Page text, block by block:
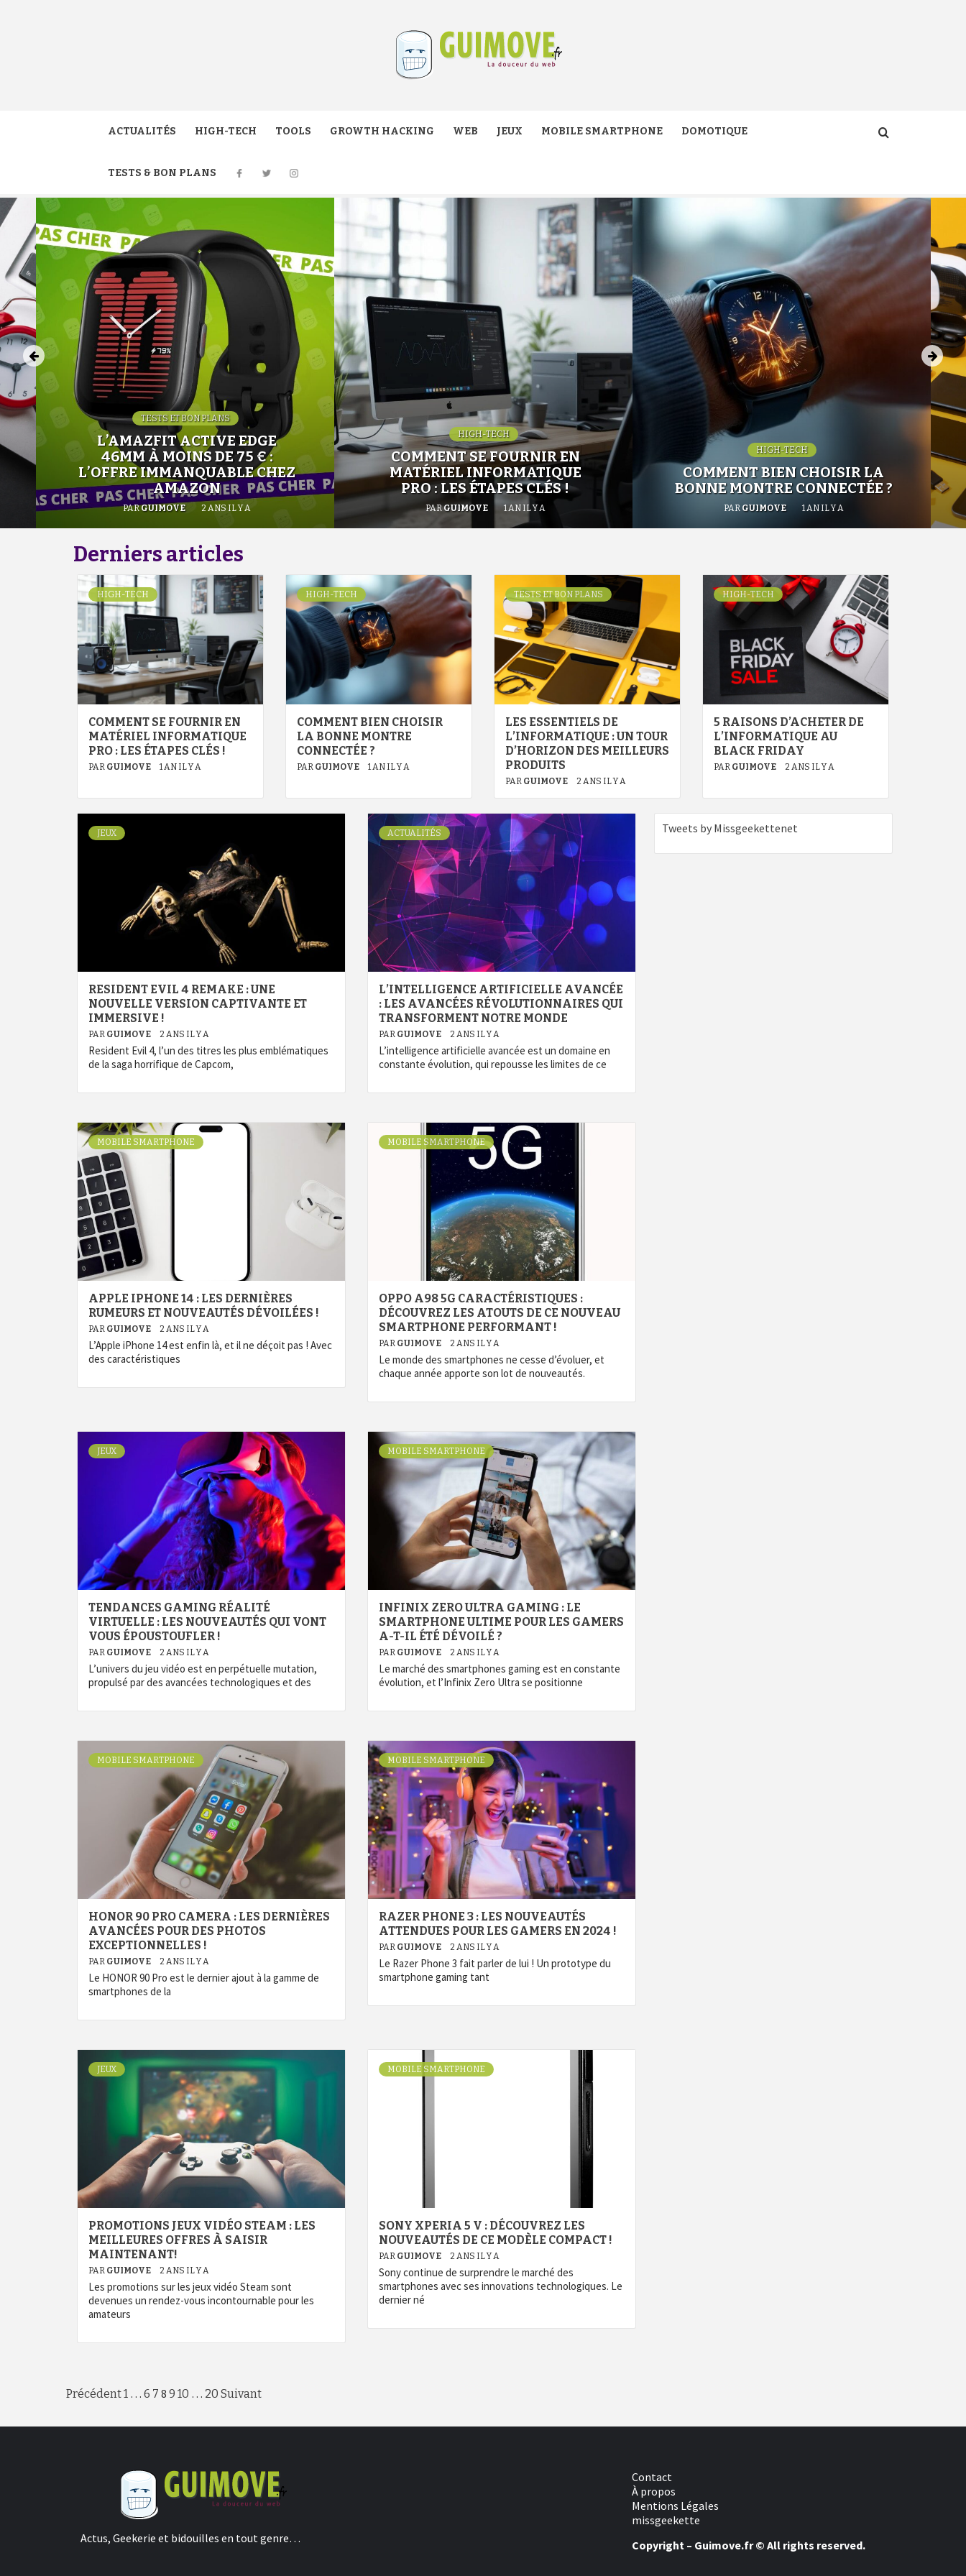
GUIMOVE.FR
ACTUALITÉS HIGH-TECH TOOLS GROWTH HACKING WEB JEUX MOBILE SMARTPHONE DOMOTIQUE
TESTS & BON PLANS
TESTS ET BON PLANS
L’AMAZFIT ACTIVE EDGE
46MM À MOINS DE 75 € :
L’OFFRE IMMANQUABLE CHEZ
AMAZON
PARGUIMOVE 2 ANS IL Y A
HIGH-TECH
COMMENT SE FOURNIR EN
MATÉRIEL INFORMATIQUE
PRO : LES ÉTAPES CLÉS !
PARGUIMOVE 1 AN IL Y A
HIGH-TECH
COMMENT BIEN CHOISIR LA
BONNE MONTRE CONNECTÉE ?
PAR GUIMOVE 1 AN IL Y A
Derniers articles
HIGH-TECH
COMMENT SE FOURNIR EN
MATÉRIEL INFORMATIQUE
PRO : LES ÉTAPES CLÉS !
PAR GUIMOVE 1 AN IL Y A
HIGH-TECH
COMMENT BIEN CHOISIR
LA BONNE MONTRE
CONNECTÉE ?
PAR GUIMOVE 1 AN IL Y A
TESTS ET BON PLANS
LES ESSENTIELS DE
L’INFORMATIQUE : UN TOUR
D’HORIZON DES MEILLEURS
PRODUITS
PAR GUIMOVE 2 ANS IL Y A
HIGH-TECH
5 RAISONS D’ACHETER DE
L’INFORMATIQUE AU
BLACK FRIDAY
PAR GUIMOVE 2 ANS IL Y A
JEUX
RESIDENT EVIL 4 REMAKE : UNE
NOUVELLE VERSION CAPTIVANTE ET
IMMERSIVE !
PAR GUIMOVE 2 ANS IL Y A
Resident Evil 4, l’un des titres les plus emblématiques
de la saga horrifique de Capcom,
ACTUALITÉS
L’INTELLIGENCE ARTIFICIELLE AVANCÉE
: LES AVANCÉES RÉVOLUTIONNAIRES QUI
TRANSFORMENT NOTRE MONDE
PAR GUIMOVE 2 ANS IL Y A
L’intelligence artificielle avancée est un domaine en
constante évolution, qui repousse les limites de ce
MOBILE SMARTPHONE
APPLE IPHONE 14 : LES DERNIÈRES
RUMEURS ET NOUVEAUTÉS DÉVOILÉES !
PAR GUIMOVE 2 ANS IL Y A
L’Apple iPhone 14 est enfin là, et il ne déçoit pas ! Avec
des caractéristiques
MOBILE SMARTPHONE
OPPO A98 5G CARACTÉRISTIQUES :
DÉCOUVREZ LES ATOUTS DE CE NOUVEAU
SMARTPHONE PERFORMANT !
PAR GUIMOVE 2 ANS IL Y A
Le monde des smartphones ne cesse d’évoluer, et
chaque année apporte son lot de nouveautés.
JEUX
TENDANCES GAMING RÉALITÉ
VIRTUELLE : LES NOUVEAUTÉS QUI VONT
VOUS ÉPOUSTOUFLER !
PAR GUIMOVE 2 ANS IL Y A
L’univers du jeu vidéo est en perpétuelle mutation,
propulsé par des avancées technologiques et des
MOBILE SMARTPHONE
INFINIX ZERO ULTRA GAMING : LE
SMARTPHONE ULTIME POUR LES GAMERS
A-T-IL ÉTÉ DÉVOILÉ ?
PAR GUIMOVE 2 ANS IL Y A
Le marché des smartphones gaming est en constante
évolution, et l’Infinix Zero Ultra se positionne
MOBILE SMARTPHONE
HONOR 90 PRO CAMERA : LES DERNIÈRES
AVANCÉES POUR DES PHOTOS
EXCEPTIONNELLES !
PAR GUIMOVE 2 ANS IL Y A
Le HONOR 90 Pro est le dernier ajout à la gamme de
smartphones de la
MOBILE SMARTPHONE
RAZER PHONE 3 : LES NOUVEAUTÉS
ATTENDUES POUR LES GAMERS EN 2024 !
PAR GUIMOVE 2 ANS IL Y A
Le Razer Phone 3 fait parler de lui ! Un prototype du
smartphone gaming tant
JEUX
PROMOTIONS JEUX VIDÉO STEAM : LES
MEILLEURES OFFRES À SAISIR
MAINTENANT!
PAR GUIMOVE 2 ANS IL Y A
Les promotions sur les jeux vidéo Steam sont
devenues un rendez-vous incontournable pour les
amateurs
MOBILE SMARTPHONE
SONY XPERIA 5 V : DÉCOUVREZ LES
NOUVEAUTÉS DE CE MODÈLE COMPACT !
PAR GUIMOVE 2 ANS IL Y A
Sony continue de surprendre le marché des
smartphones avec ses innovations technologiques. Le
dernier né
Pagination
des
Précédent1 … 6 7 8 9 10 … 20 Suivant
Tweets by Missgeekettenet
Actus, Geekerie et bidouilles en tout genre…
Contact
À propos
Mentions Légales
missgeekette
Copyright – Guimove.fr © All rights reserved.